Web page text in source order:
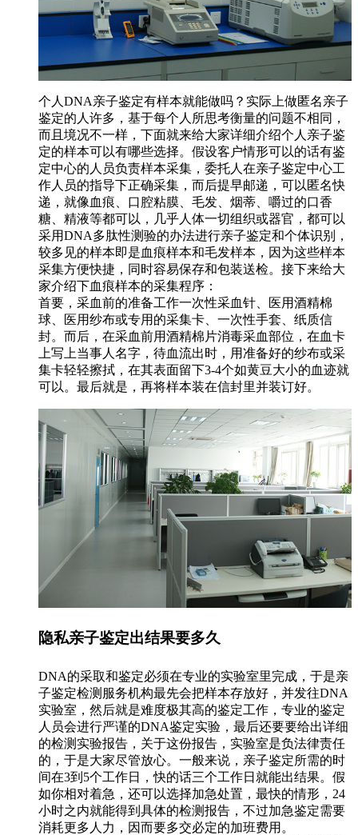
个人DNA亲子鉴定有样本就能做吗？实际上做匿名亲子
鉴定的人许多，基于每个人所思考衡量的问题不相同，
而且境况不一样，下面就来给大家详细介绍个人亲子鉴
定的样本可以有哪些选择。假设客户情形可以的话有鉴
定中心的人员负责样本采集，委托人在亲子鉴定中心工
作人员的指导下正确采集，而后提早邮递，可以匿名快
递，就像血痕、口腔粘膜、毛发、烟蒂、嚼过的口香
糖、精液等都可以，几乎人体一切组织或器官，都可以
采用DNA多肽性测验的办法进行亲子鉴定和个体识别，
较多见的样本即是血痕样本和毛发样本，因为这些样本
采集方便快捷，同时容易保存和包装送检。接下来给大
家介绍下血痕样本的采集程序：
首要，采血前的准备工作一次性采血针、医用酒精棉
球、医用纱布或专用的采集卡、一次性手套、纸质信
封。而后，在采血前用酒精棉片消毒采血部位，在血卡
上写上当事人名字，待血流出时，用准备好的纱布或采
集卡轻轻擦拭，在其表面留下3-4个如黄豆大小的血迹就
可以。最后就是，再将样本装在信封里并装订好。
隐私亲子鉴定出结果要多久
DNA的采取和鉴定必须在专业的实验室里完成，于是亲
子鉴定检测服务机构最先会把样本存放好，并发往DNA
实验室，然后就是难度极其高的鉴定工作，专业的鉴定
人员会进行严谨的DNA鉴定实验，最后还要要给出详细
的检测实验报告，关于这份报告，实验室是负法律责任
的，于是大家尽管放心。一般来说，亲子鉴定所需的时
间在3到5个工作日，快的话三个工作日就能出结果。假
如你相对着急，还可以选择加急处置，最快的情形，24
小时之内就能得到具体的检测报告，不过加急鉴定需要
消耗更多人力，因而要多交必定的加班费用。